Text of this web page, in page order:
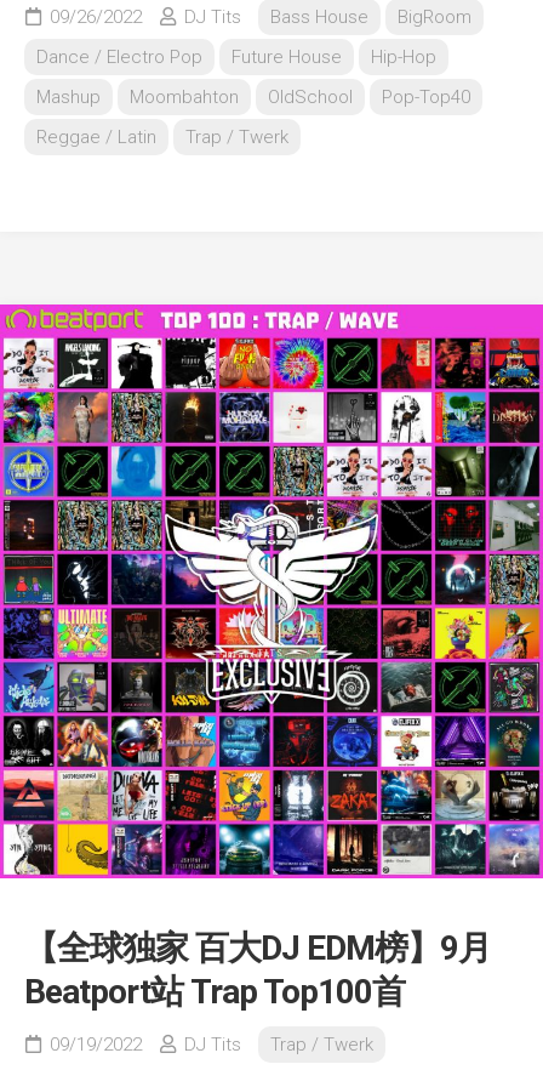
09/26/2022 DJ Tits Bass House
BigRoom
Dance / Electro Pop
Future House
Hip-Hop
Mashup
Moombahton OldSchool
Pop-Top40
Reggae / Latin
Trap / Twerk
【全球独家 百大DJ EDM榜】9月
Beatport站 Trap Top100首
09/19/2022 DJ Tits Trap / Twerk